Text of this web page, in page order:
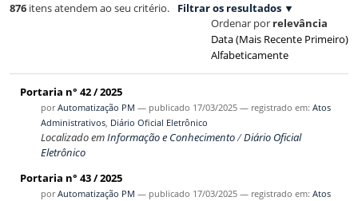
876 itens atendem ao seu critério.
Filtrar os resultados
Ordenar por relevância
Data (mais Recente Primeiro)
Alfabeticamente
Portaria n° 42 / 2025
porAutomatização PM — publicado 17/03/2025 — registrado em: Atos
Administrativos, Diário Oficial Eletrônico
Localizado emInformação e Conhecimento/Diário Oficial
Eletrônico
Portaria n° 43 / 2025
porAutomatização PM — publicado 17/03/2025 — registrado em: Atos